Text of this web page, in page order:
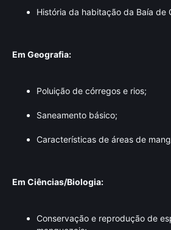
História da habitação da Baía de
Em Geografia:
Poluição de córregos e rios;
Saneamento básico;
Características de áreas de
Em Ciências/Biologia:
Conservação e reprodução de